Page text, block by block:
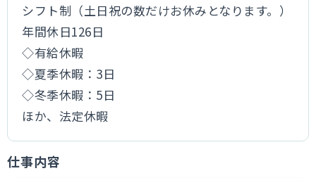
シフト制（土日祝の数だけお休みとなります。）
年間休日126日
◇有給休暇
◇夏季休暇：3日
◇冬季休暇：5日
ほか、法定休暇
仕事内容